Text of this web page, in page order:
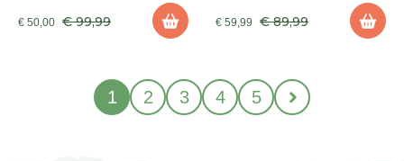
€ 50,00 € 99,99 € 59,99 € 89,99
1 2 3 4 5